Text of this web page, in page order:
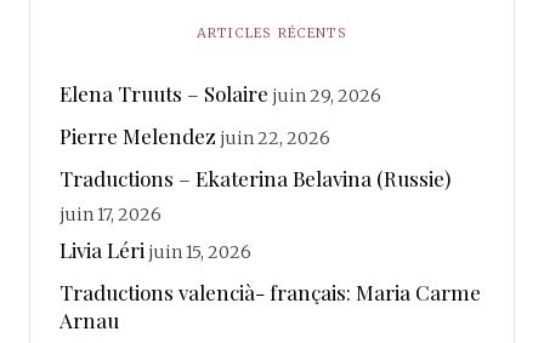
ARTICLES RÉCENTS
Elena Truuts – Solaire juin 29, 2026
Pierre Melendez juin 22, 2026
Traductions – Ekaterina Belavina (Russie)
juin 17, 2026
Livia Léri juin 15, 2026
Traductions valencià- français: Maria Carme
Arnau